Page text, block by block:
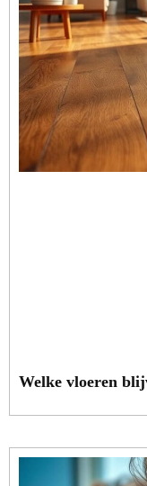
Welke vloeren